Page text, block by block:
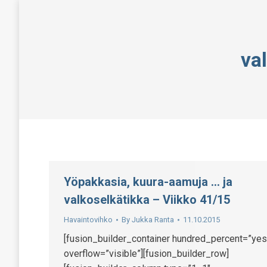
Yöpakkasia, kuura-aamuja … ja
valkoselkätikka – Viikko 41/15
Havaintovihko By Jukka Ranta 11.10.2015
[fusion_builder_container
overflow=”visible”][fusion_builder_row]